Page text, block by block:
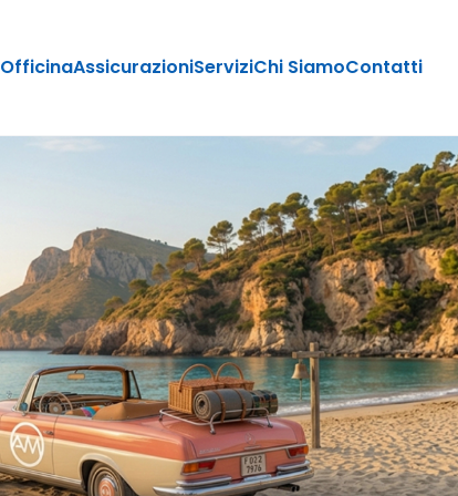
OfficinaAssicurazioniServiziChi SiamoContatti